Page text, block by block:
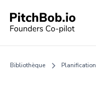
Bibliothèque